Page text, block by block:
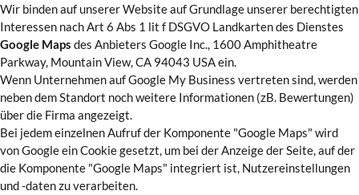
Wir binden auf unserer Website auf Grundlage unserer berechtigten
Interessen nach Art 6 Abs 1 lit f DSGVO Landkarten des Dienstes
Google Maps des Anbieters Google Inc., 1600 Amphitheatre
Parkway, Mountain View, CA 94043 USA ein.
Wenn Unternehmen auf Google My Business vertreten sind, werden
neben dem Standort noch weitere Informationen (zB. Bewertungen)
über die Firma angezeigt.
Bei jedem einzelnen Aufruf der Komponente "Google Maps" wird
von Google ein Cookie gesetzt, um bei der Anzeige der Seite, auf der
die Komponente "Google Maps" integriert ist, Nutzereinstellungen
und -daten zu verarbeiten.